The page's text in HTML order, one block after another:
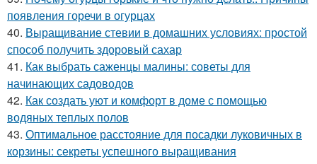
появления горечи в огурцах
40. Выращивание стевии в домашних условиях: простой
способ получить здоровый сахар
41. Как выбрать саженцы малины: советы для
начинающих садоводов
42. Как создать уют и комфорт в доме с помощью
водяных теплых полов
43. Оптимальное расстояние для посадки луковичных в
корзины: секреты успешного выращивания